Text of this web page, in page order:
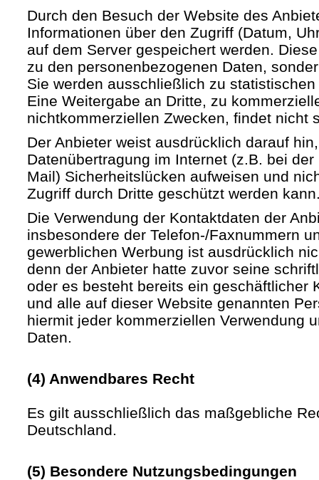
Durch den Besuch der Website des
Informationen über den Zugriff (Datum,
auf dem Server gespeichert werden.
zu den personenbezogenen Daten,
Sie werden ausschließlich zu
Eine Weitergabe an Dritte, zu
nichtkommerziellen Zwecken, findet nicht
Der Anbieter weist ausdrücklich darauf
Datenübertragung im Internet (z.B. bei
Mail) Sicherheitslücken aufweisen und
Zugriff durch Dritte geschützt werden
Die Verwendung der Kontaktdaten der
insbesondere der Telefon-/Faxnummern
gewerblichen Werbung ist ausdrücklich
denn der Anbieter hatte zuvor seine
oder es besteht bereits ein geschäftlicher
und alle auf dieser Website genannten
hiermit jeder kommerziellen Verwendung
Daten.
(4) Anwendbares Recht
Es gilt ausschließlich das maßgebliche
Deutschland.
(5) Besondere Nutzungsbedingungen